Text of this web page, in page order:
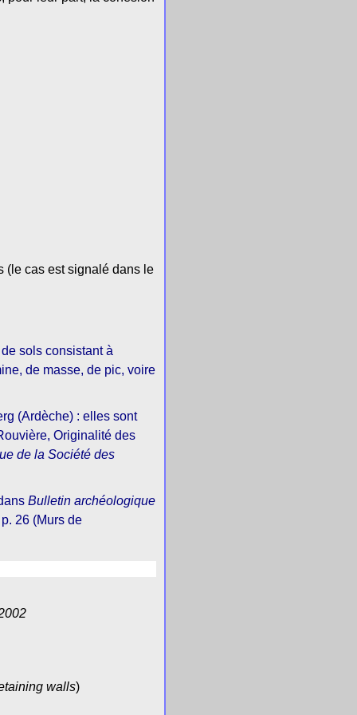
(le cas est signalé dans le
sols consistant à
de masse, de pic, voire
(Ardèche) : elles sont
Originalité des
de la Société des
Bulletin archéologique
26 (Murs de
walls)